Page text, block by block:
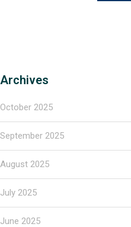
Archives
October 2025
September 2025
August 2025
July 2025
June 2025